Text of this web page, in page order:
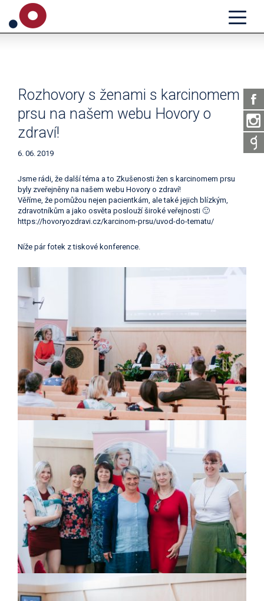
Rozhovory s ženami s karcinomem
prsu na našem webu Hovory o
zdraví!
6. 06. 2019
Jsme rádi, že další téma a to Zkušenosti žen s karcinomem prsu
byly zveřejněny na našem webu Hovory o zdraví!
Věříme, že pomůžou nejen pacientkám, ale také jejich blízkým,
zdravotníkům a jako osvěta poslouží široké veřejnosti 🙂
https://hovoryozdravi.cz/karcinom-prsu/uvod-do-tematu/
Níže pár fotek z tiskové konference.